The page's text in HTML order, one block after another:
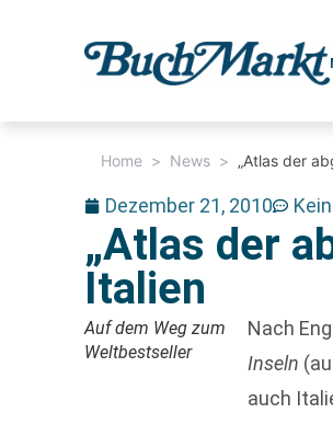
Home > News > „Atlas der
Dezember 21, 2010
„Atlas der
Italien
Auf dem Weg zum
Weltbestseller
Nach
Inseln
auch